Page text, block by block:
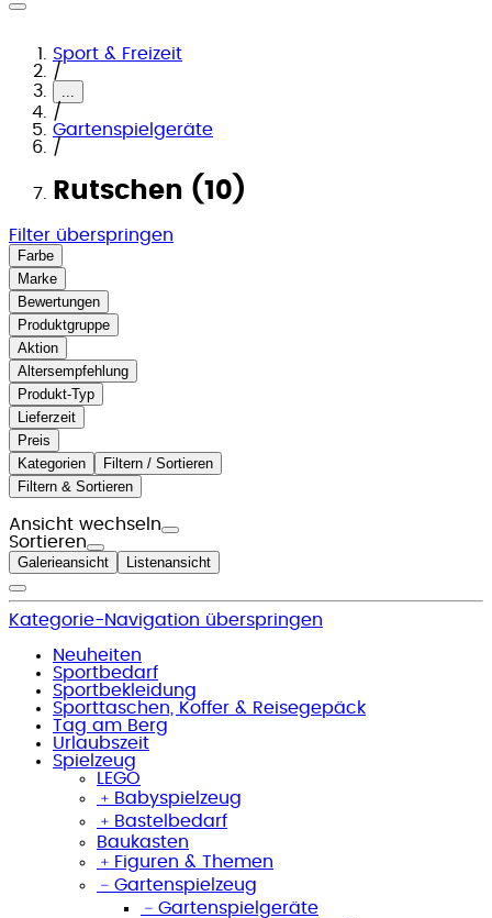
Sport & Freizeit
/
...
/
Gartenspielgeräte
/
Rutschen (10)
Filter überspringen
Farbe
Marke
Bewertungen
Produktgruppe
Aktion
Altersempfehlung
Produkt-Typ
Lieferzeit
Preis
Kategorien
Filtern / Sortieren
Filtern & Sortieren
Ansicht wechseln
Sortieren
Galerieansicht Listenansicht
Kategorie-Navigation überspringen
Neuheiten
Sportbedarf
Sportbekleidung
Sporttaschen, Koffer & Reisegepäck
Tag am Berg
Urlaubszeit
Spielzeug
LEGO
﹢ Babyspielzeug
﹢ Bastelbedarf
Baukasten
﹢ Figuren & Themen
﹣ Gartenspielzeug
﹣ Gartenspielgeräte